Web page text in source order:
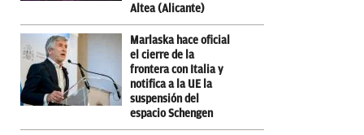
Altea (Alicante)
Marlaska hace oficial
el cierre de la
frontera con Italia y
notifica a la UE la
suspensión del
espacio Schengen